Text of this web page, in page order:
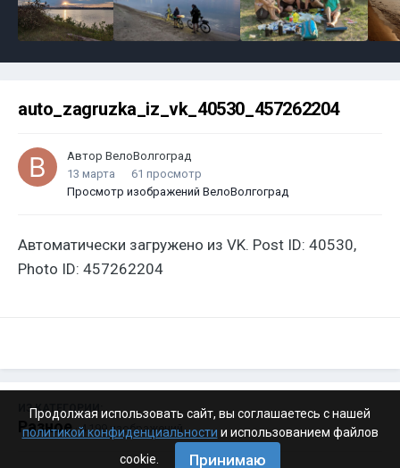
auto_zagruzka_iz_vk_40530_457262204
Автор ВелоВолгоград
13 марта
61 просмотр
Просмотр изображений ВелоВолгоград
Автоматически загружено из VK. Post ID: 40530,
Photo ID: 457262204
ИЗ КАТЕГОРИИ:
Разное · 4 199 изображений
Продолжая использовать сайт, вы соглашаетесь с нашей
политикой конфиденциальности и использованием файлов
cookie.
Принимаю